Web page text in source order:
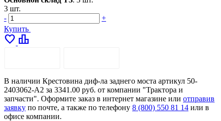
3 шт.
-
+
Купить
favorite leaderboard
В наличии Крестовина диф-ла заднего моста артикул 50-
2403062-А2 за 3341.00 руб. от компании "Трактора и
запчасти". Оформите заказ в интернет магазине или отправив
заявку по почте, а также по телефону 8 (800) 550 81 14 или в
офисе компании.